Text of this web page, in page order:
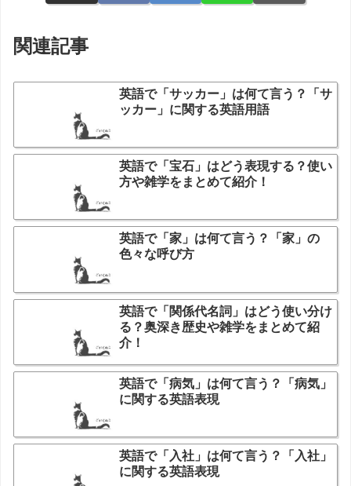
関連記事
英語で「サッカー」は何て言う？「サ
ッカー」に関する英語用語
英語で「宝石」はどう表現する？使い
方や雑学をまとめて紹介！
英語で「家」は何て言う？「家」の
色々な呼び方
英語で「関係代名詞」はどう使い分け
る？奥深き歴史や雑学をまとめて紹
介！
英語で「病気」は何て言う？「病気」
に関する英語表現
英語で「入社」は何て言う？「入社」
に関する英語表現